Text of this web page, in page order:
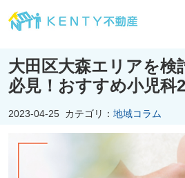
大田区大森エリアを検
必見！おすすめ小児科
2023-04-25 カテゴリ： 地域コラム